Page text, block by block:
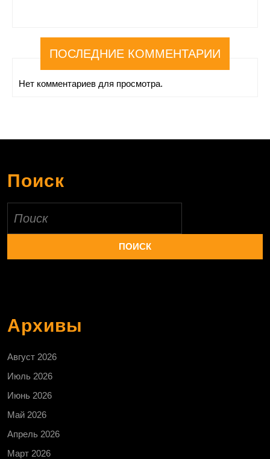
ПОСЛЕДНИЕ КОММЕНТАРИИ
Нет комментариев для просмотра.
Поиск
Архивы
Август 2026
Июль 2026
Июнь 2026
Май 2026
Апрель 2026
Март 2026